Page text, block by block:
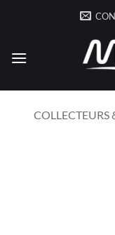
COLLECTEURS